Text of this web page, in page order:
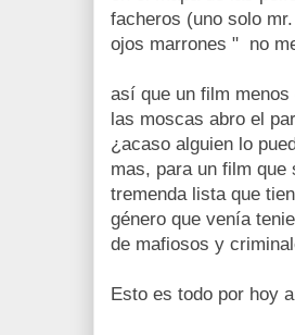
facheros (uno solo
ojos marrones " no
así que un film
las moscas abro el
¿acaso alguien lo
mas, para un film que
tremenda lista que
género que venía
de mafiosos y
Esto es todo por hoy